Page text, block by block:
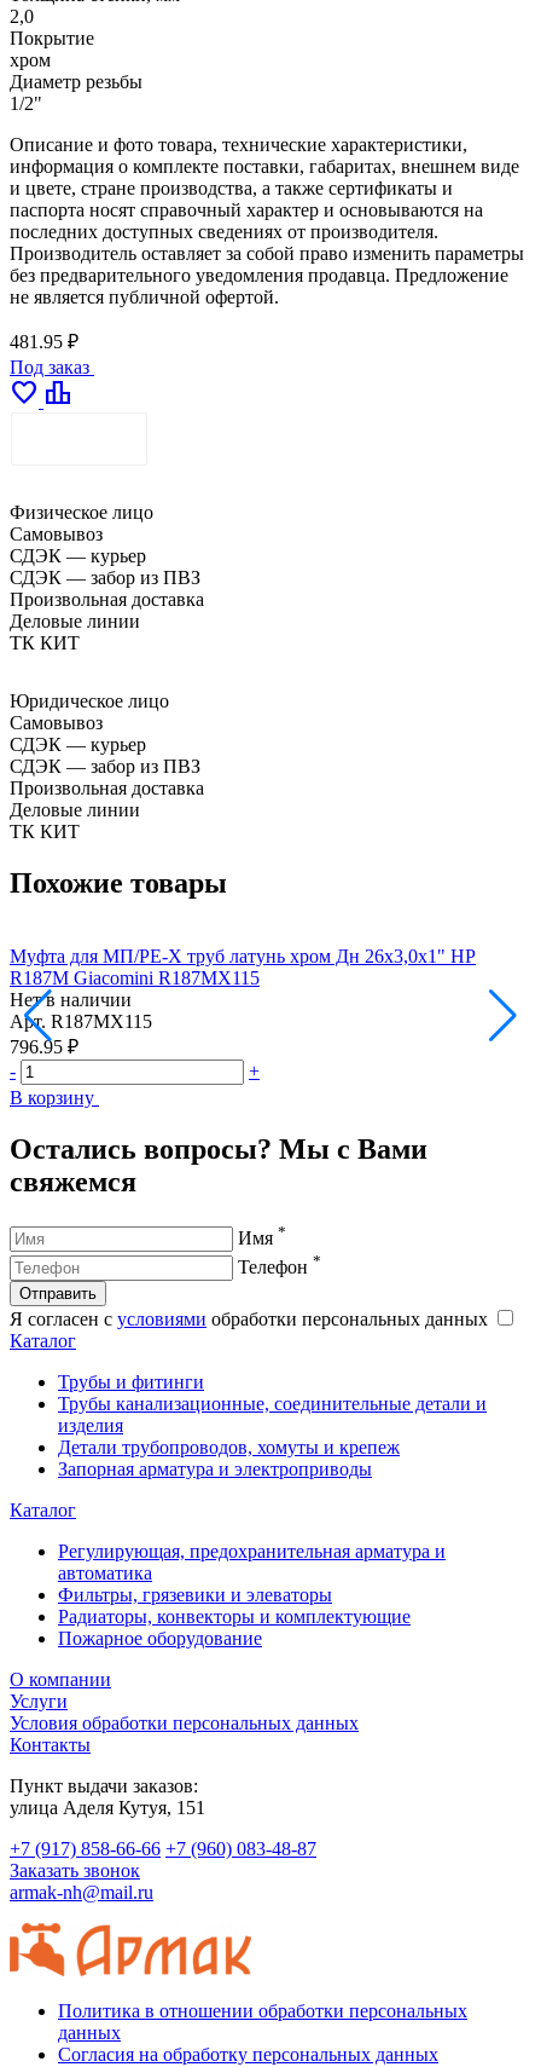
2,0
Покрытие
хром
Диаметр резьбы
1/2"
Описание и фото товара, технические характеристики,
информация о комплекте поставки, габаритах, внешнем виде
и цвете, стране производства, а также сертификаты и
паспорта носят справочный характер и основываются на
последних доступных сведениях от производителя.
Производитель оставляет за собой право изменить параметры
без предварительного уведомления продавца. Предложение
не является публичной офертой.
481.95 ₽
Под заказ
favorite leaderboard
Физическое лицо
Самовывоз
СДЭК — курьер
СДЭК — забор из ПВЗ
Произвольная доставка
Деловые линии
ТК КИТ
Юридическое лицо
Самовывоз
СДЭК — курьер
СДЭК — забор из ПВЗ
Произвольная доставка
Деловые линии
ТК КИТ
Похожие товары
Муфта для МП/PE-X труб латунь хром Дн 26х3,0х1" НР
R187M Giacomini R187MX115
Нет в наличии
Арт. R187MX115
796.95 ₽
-
+
В корзину
Остались вопросы? Мы с Вами
свяжемся
Имя *
Телефон *
Отправить
Я согласен с условиями обработки персональных данных
Каталог
Трубы и фитинги
Трубы канализационные, соединительные детали и
изделия
Детали трубопроводов, хомуты и крепеж
Запорная арматура и электроприводы
Каталог
Регулирующая, предохранительная арматура и
автоматика
Фильтры, грязевики и элеваторы
Радиаторы, конвекторы и комплектующие
Пожарное оборудование
О компании
Услуги
Условия обработки персональных данных
Контакты
Пункт выдачи заказов:
​улица Аделя Кутуя, 151
+7 (917) 858-66-66 +7 (960) 083-48-87
Заказать звонок
armak-nh@mail.ru
Политика в отношении обработки персональных
данных
Согласия на обработку персональных данных